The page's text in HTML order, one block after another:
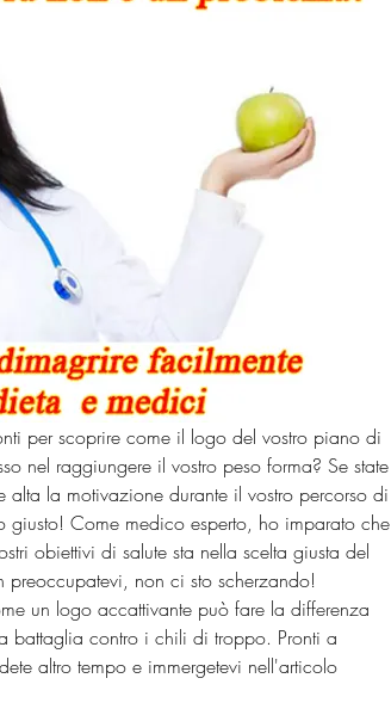
per scoprire come il logo del vostro piano di
nel raggiungere il vostro peso forma? Se state
la motivazione durante il vostro percorso di
giusto! Come medico esperto, ho imparato che
obiettivi di salute sta nella scelta giusta del
non ci sto scherzando!
un logo accattivante può fare la differenza
battaglia contro i chili di troppo. Pronti a
altro tempo e immergetevi nell'articolo